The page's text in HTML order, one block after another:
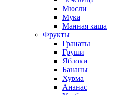
Мюсли
Мука
Манная каша
Фрукты
Гранаты
Груши
Яблоки
Бананы
Хурма
Ананас